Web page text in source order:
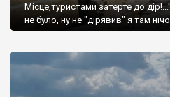
Місце,туристами затерте до
не було, ну не "дірявив" я там